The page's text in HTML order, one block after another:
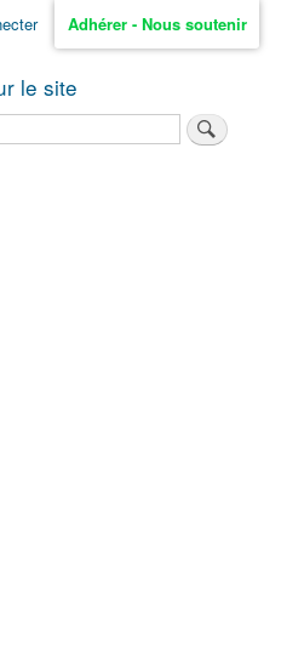
Adhérer - Nous soutenir
le site